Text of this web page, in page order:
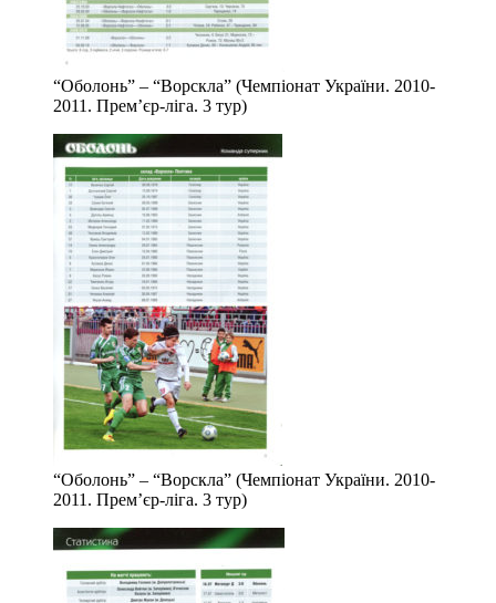
“Оболонь” – “Ворскла” (Чемпіонат України. 2010-
2011. Прем’єр-ліга. 3 тур)
“Оболонь” – “Ворскла” (Чемпіонат України. 2010-
2011. Прем’єр-ліга. 3 тур)